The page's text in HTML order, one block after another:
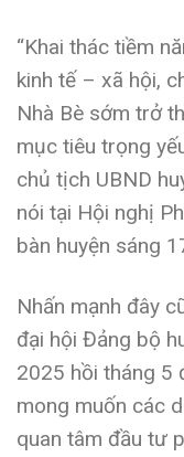
“Khai thác tiềm
kinh tế – xã hội,
Nhà Bè sớm trở
mục tiêu trọng
chủ tịch UBND
nói tại Hội nghị
bàn huyện sáng
Nhấn mạnh đây
đại hội Đảng bộ
2025 hồi tháng 5
mong muốn các
quan tâm đầu tư